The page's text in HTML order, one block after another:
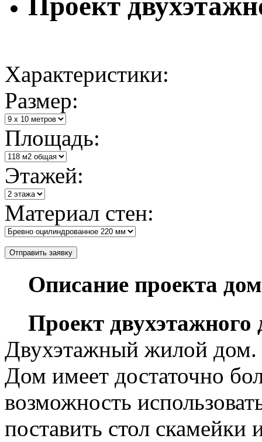
Проект
Характеристики:
Размер:
Площадь:
Этажей:
Материал стен:
Описание проекта
Проект двухэтажного
Двухэтажный жилой дом.
Дом имеет достаточно
возможность
поставить стол скамейки